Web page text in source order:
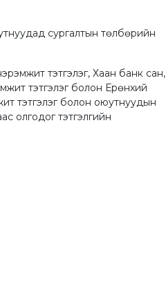
сургалтын төлбөрийн
тэтгэлэг, Хаан банк сан,
тэтгэлэг болон Ерөнхий
тэтгэлэг болон оюутнуудын
олгодог тэтгэлгийн